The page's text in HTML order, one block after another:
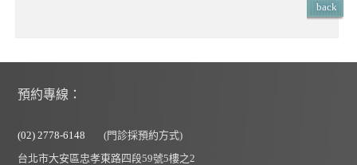
back
預約專線：
(02) 2778-6148
(門診採預約方式)
台北市大安區忠孝東路四段59號5樓之2